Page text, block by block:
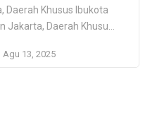
Daerah Khusus Ibukota
Jakarta, Daerah Khusus
yang telah
Agu 13, 2025